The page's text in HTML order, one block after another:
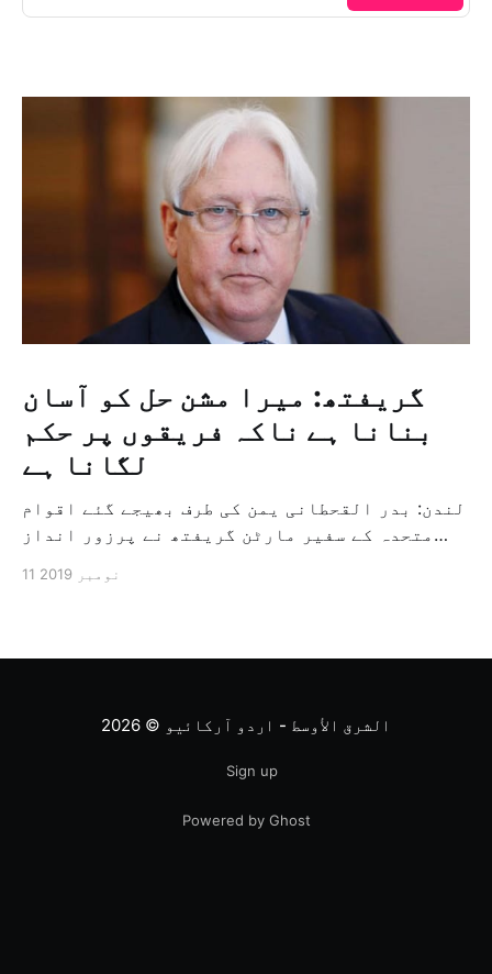
گریفتھ: میرا مشن حل کو آسان
بنانا ہے ناکہ فریقوں پر حکم
لگانا ہے
لندن: بدر القحطانی یمن کی طرف بھیجے گئے اقوام
متحدہ کے سفیر مارٹن گریفتھ نے پرزور انداز
ثالثی اور اس کشمکش کی حدبندی کرنے کے لئے ایک
11 نومبر 2019
الشرق الأوسط - اردو آرکائیو © 2026
Sign up
Powered by Ghost